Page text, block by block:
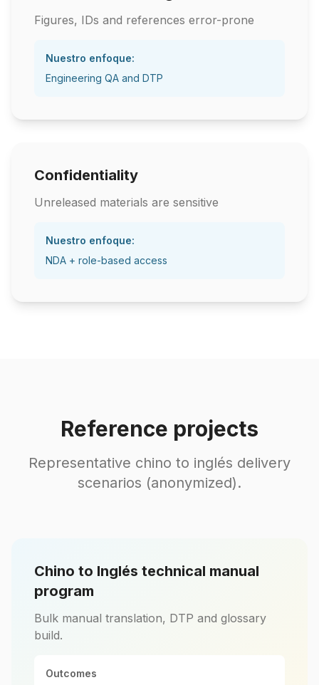
Figures, IDs and references error-prone
Nuestro enfoque:
Engineering QA and DTP
Confidentiality
Unreleased materials are sensitive
Nuestro enfoque:
NDA + role-based access
Reference projects
Representative chino to inglés delivery
scenarios (anonymized).
Chino to Inglés technical manual
program
Bulk manual translation, DTP and glossary
build.
Outcomes